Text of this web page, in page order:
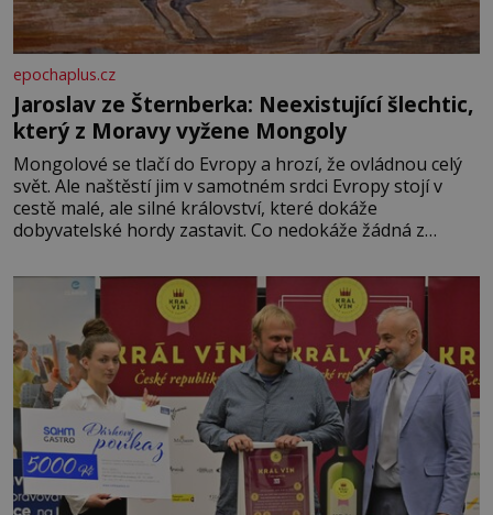
epochaplus.cz
Jaroslav ze Šternberka: Neexistující šlechtic,
který z Moravy vyžene Mongoly
Mongolové se tlačí do Evropy a hrozí, že ovládnou celý
svět. Ale naštěstí jim v samotném srdci Evropy stojí v
cestě malé, ale silné království, které dokáže
dobyvatelské hordy zastavit. Co nedokáže žádná z
král. Nebo že by ne? Mongolové od roku 1223 postupují
podél Kaspického a Azovského moře,